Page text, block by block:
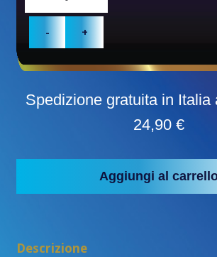
Descrizione
Spedizione gratuita in Italia
24,90 €
Aggiungi al